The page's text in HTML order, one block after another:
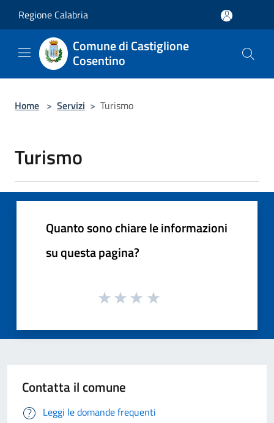
Regione Calabria
Comune di Castiglione
Cosentino
Home > Servizi > Turismo
Turismo
Quanto sono chiare le informazioni
su questa pagina?
Contatta il comune
Leggi le domande frequenti